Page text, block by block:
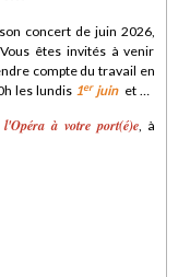
concert de juin 2026,
êtes invités à venir
compte du travail en
les lundis 1erjuin et 15
l'Opéra à votre port(é)e, à